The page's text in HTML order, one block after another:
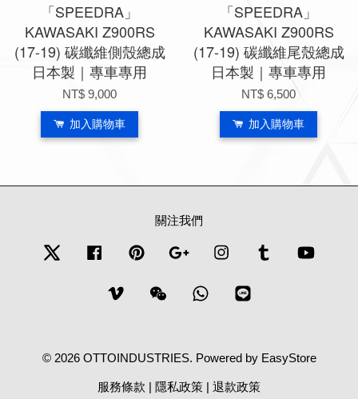
「SPEEDRA」
KAWASAKI Z900RS
(17-19) 碳纖維側殼總成
日本製｜專車專用
NT$ 9,000
加入購物車
「SPEEDRA」
KAWASAKI Z900RS
(17-19) 碳纖維尾殼總成
日本製｜專車專用
NT$ 6,500
加入購物車
關注我們
Twitter Facebook Pinterest Google Instagram Tumblr
Vimeo Wechat Whatsapp
© 2026 OTTOINDUSTRIES. Powered by EasyStore
服務條款 | 隱私政策 | 退款政策